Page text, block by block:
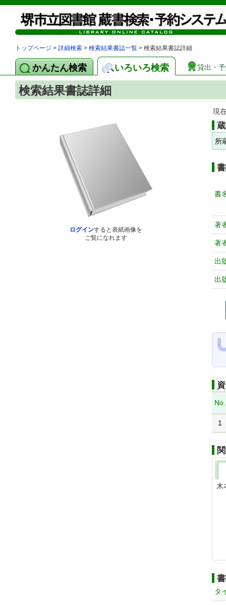
トップページ > 詳細検索 > 検索結果書誌一覧 > 検索結果書誌詳細
かんたん検索 いろいろ検索 貸出・
検索結果書誌詳細
ログインすると表紙画像を
ご覧になれます
現
所
書
著
著
出
出
No.
1
木
タ